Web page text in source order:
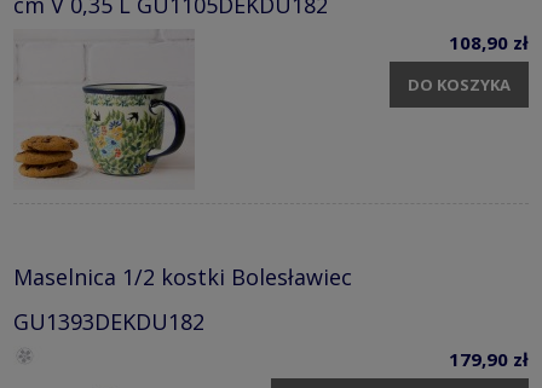
108,90 zł
DO KOSZYKA
Maselnica 1/2 kostki Bolesławiec
GU1393DEKDU182
179,90 zł